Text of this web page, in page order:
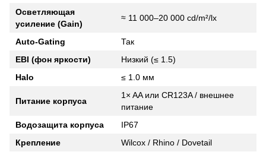
Осветляющая
усиление (Gain)
≈ 11 000–20 000 cd/m²/lx
Auto-Gating
Так
EBI (фон яркости)
Низкий (≤ 1.5)
Halo
≤ 1.0 мм
Питание корпуса
1× AA или CR123A / внешнее
питание
Водозащита корпуса
IP67
Крепление
Wilcox / Rhino / Dovetail